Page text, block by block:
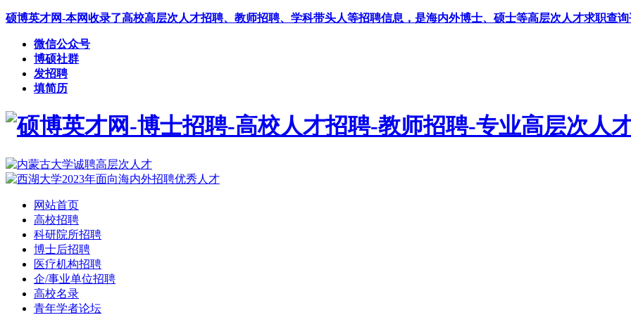
硕博英才网-本网收录了高校高层次人才招聘、教师招聘、学科带头人等招聘信息，是海内外博士、硕士等高层次人才求职查
微信公众号
博硕社群
发招聘
填简历
网站首页
高校招聘
科研院所招聘
博士后招聘
医疗机构招聘
企/事业单位招聘
高校名录
青年学者论坛